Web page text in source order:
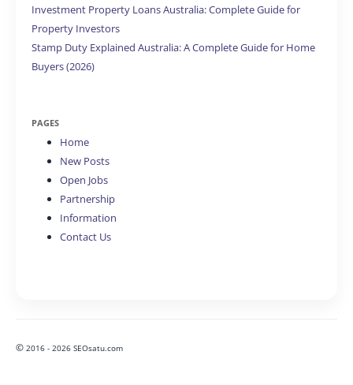
Investment Property Loans Australia: Complete Guide for
Property Investors
Stamp Duty Explained Australia: A Complete Guide for Home
Buyers (2026)
PAGES
Home
New Posts
Open Jobs
Partnership
Information
Contact Us
© 2016 - 2026 SEOsatu.com